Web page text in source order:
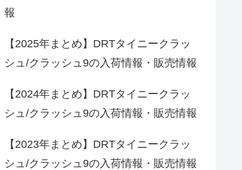
報
【2025年まとめ】DRTタイニークラッ
シュ/クラッシュ9の入荷情報・販売情報
【2024年まとめ】DRTタイニークラッ
シュ/クラッシュ9の入荷情報・販売情報
【2023年まとめ】DRTタイニークラッ
シュ/クラッシュ9の入荷情報・販売情報